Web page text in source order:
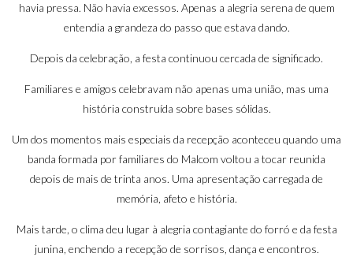
havia pressa. Não havia excessos. Apenas a alegria serena de quem
entendia a grandeza do passo que estava dando.
Depois da celebração, a festa continuou cercada de significado.
Familiares e amigos celebravam não apenas uma união, mas uma
história construída sobre bases sólidas.
Um dos momentos mais especiais da recepção aconteceu quando uma
banda formada por familiares do Malcom voltou a tocar reunida
depois de mais de trinta anos. Uma apresentação carregada de
memória, afeto e história.
Mais tarde, o clima deu lugar à alegria contagiante do forró e da festa
junina, enchendo a recepção de sorrisos, dança e encontros.